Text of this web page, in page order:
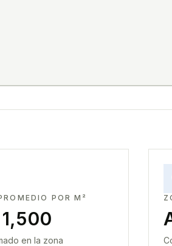
POR M²
en la zona